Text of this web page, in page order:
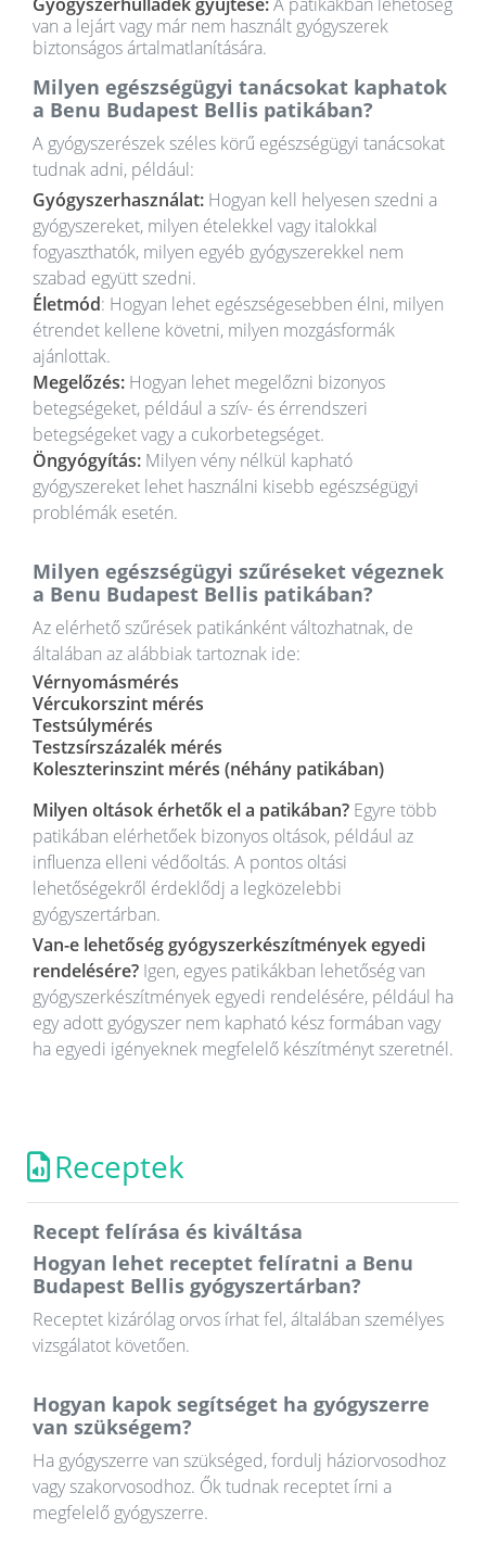
van a lejárt vagy már nem használt gyógyszerek
biztonságos ártalmatlanítására.
Milyen egészségügyi tanácsokat kaphatok
a Benu Budapest Bellis patikában?
A gyógyszerészek széles körű egészségügyi tanácsokat
tudnak adni, például:
Gyógyszerhasználat: Hogyan kell helyesen szedni a
gyógyszereket, milyen ételekkel vagy italokkal
fogyaszthatók, milyen egyéb gyógyszerekkel nem
szabad együtt szedni.
Életmód: Hogyan lehet egészségesebben élni, milyen
étrendet kellene követni, milyen mozgásformák
ajánlottak.
Megelőzés: Hogyan lehet megelőzni bizonyos
betegségeket, például a szív- és érrendszeri
betegségeket vagy a cukorbetegséget.
Öngyógyítás: Milyen vény nélkül kapható
gyógyszereket lehet használni kisebb egészségügyi
problémák esetén.
Milyen egészségügyi szűréseket végeznek
a Benu Budapest Bellis patikában?
Az elérhető szűrések patikánként változhatnak, de
általában az alábbiak tartoznak ide:
Vérnyomásmérés
Vércukorszint mérés
Testsúlymérés
Testzsírszázalék mérés
Koleszterinszint mérés (néhány patikában)
Milyen oltások érhetők el a patikában? Egyre több
patikában elérhetőek bizonyos oltások, például az
influenza elleni védőoltás. A pontos oltási
lehetőségekről érdeklődj a legközelebbi
gyógyszertárban.
Van-e lehetőség gyógyszerkészítmények egyedi
rendelésére? Igen, egyes patikákban lehetőség van
gyógyszerkészítmények egyedi rendelésére, például ha
egy adott gyógyszer nem kapható kész formában vagy
ha egyedi igényeknek megfelelő készítményt szeretnél.
Receptek
Recept felírása és kiváltása
Hogyan lehet receptet felíratni a Benu
Budapest Bellis gyógyszertárban?
Receptet kizárólag orvos írhat fel, általában személyes
vizsgálatot követően.
Hogyan kapok segítséget ha gyógyszerre
van szükségem?
Ha gyógyszerre van szükséged, fordulj háziorvosodhoz
vagy szakorvosodhoz. Ők tudnak receptet írni a
megfelelő gyógyszerre.